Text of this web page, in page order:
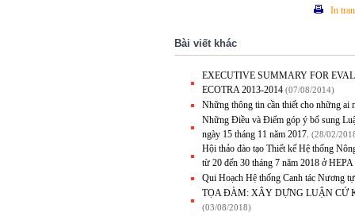
In
Bài viết khác
EXECUTIVE SUMMARY FOR
ECOTRA 2013-2014 (07/08/2014)
Những thông tin cần thiết cho những ai
Những Điều và Điểm góp ý bổ sung
ngày 15 tháng 11 năm 2017. (28/02/
Hội thảo đào tạo Thiết kế Hệ thống
từ 20 đến 30 tháng 7 năm 2018 ở HEPA
Qui Hoạch Hệ thống Canh tác Nương
TỌA ĐÀM: XÂY DỰNG LUẬN CỨ
(03/08/2018)